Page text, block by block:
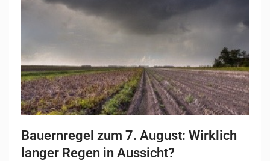
Bauernregel zum 7. August: Wirklich
langer Regen in Aussicht?